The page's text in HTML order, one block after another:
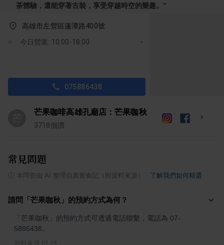
茶體驗，還能穿著古裝，享受穿越時空的樂趣。 ”
高雄市左營區蓮潭路400號
今日營業: 10:00-18:00
075886438
芒果咖啡高雄孔廟店：芒果咖秋
3718個讚
常見問題
本問答由 AI 整理自真實食記（附資料來源） 了解我們如何精選
請問「芒果咖秋」的預約方式為何？
「芒果咖秋」的預約方式可透過電話聯繫，電話為 07-
5886438。